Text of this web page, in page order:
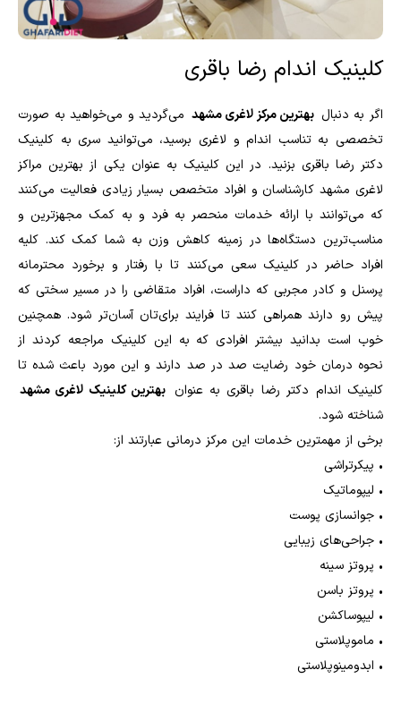
کلینیک اندام رضا باقری
اگر به دنبال بهترین مرکز لاغری مشهد می‌گردید و می‌خواهید به صورت
تخصصی به تناسب اندام و لاغری برسید، می‌توانید سری به کلینیک
دکتر رضا باقری بزنید. در این کلینیک به عنوان یکی از بهترین مراکز
لاغری مشهد کارشناسان و افراد متخصص بسیار زیادی فعالیت می‌‎کنند
که می‌توانند با ارائه خدمات منحصر به فرد و به کمک مجهزترین و
مناسب‌ترین دستگاه‌ها در زمینه کاهش وزن به شما کمک کند. کلیه
افراد حاضر در کلینیک سعی می‌کنند تا با رفتار و برخورد محترمانه
پرسنل و کادر مجربی که داراست، افراد متقاضی را در مسیر سختی که
پیش رو دارند همراهی کنند تا فرایند برای‌تان آسان‌تر شود. همچنین
خوب است بدانید بیشتر افرادی که به این کلینیک مراجعه کردند از
نحوه درمان خود رضایت صد در صد دارند و این مورد باعث شده تا
کلینیک اندام دکتر رضا باقری به عنوان بهترین کلینیک لاغری مشهد
شناخته شود.
برخی از مهمترین خدمات این مرکز درمانی عبارتند از:
• پیکرتراشی
• لیپوماتیک
• جوانسازی پوست
• جراحی‌های زیبایی
• پروتز سینه
• پروتز باسن
• لیپوساکشن
• ماموپلاستی
• ابدومینوپلاستی